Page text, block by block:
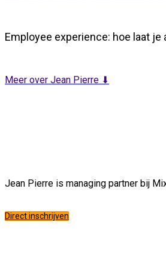
Employee experience: hoe laat
Meer over Jean Pierre ⬇
Jean Pierre is managing partner bij
Direct inschrijven